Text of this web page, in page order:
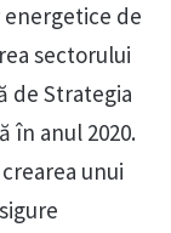
de
sectorului
de Strategia
în anul 2020.
unui